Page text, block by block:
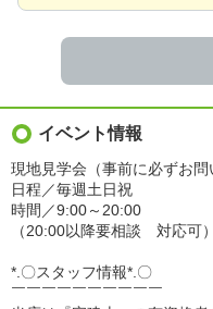
イベント情報
現地見学会（事前に必ずお問
日程／毎週土日祝
時間／9:00～20:00
（20:00以降要相談 対応可）
*.〇スタッフ情報*.〇
￣￣￣￣￣￣￣￣￣￣